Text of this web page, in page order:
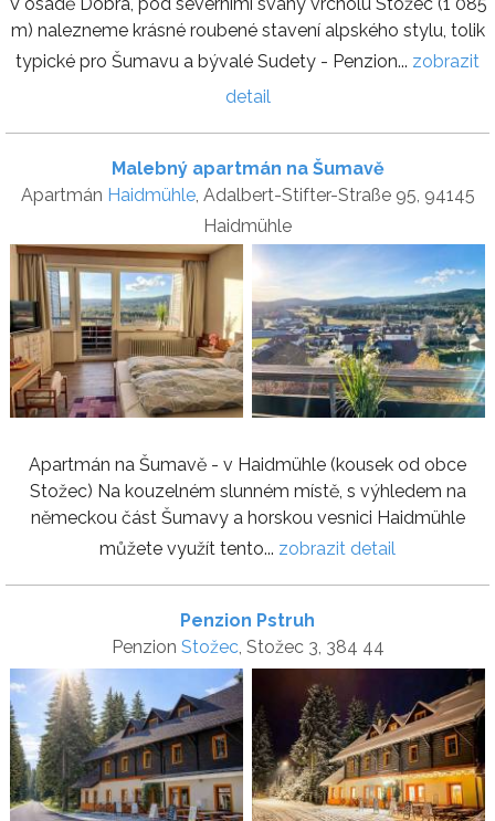
V osadě Dobrá, pod severními svahy vrcholu Stožec (1 085
m) nalezneme krásné roubené stavení alpského stylu, tolik
typické pro Šumavu a bývalé Sudety - Penzion... zobrazit
detail
Malebný apartmán na Šumavě
Apartmán Haidmühle, Adalbert-Stifter-Straße 95, 94145
Haidmühle
Apartmán na Šumavě - v Haidmühle (kousek od obce
Stožec) Na kouzelném slunném místě, s výhledem na
německou část Šumavy a horskou vesnici Haidmühle
můžete využít tento... zobrazit detail
Penzion Pstruh
Penzion Stožec, Stožec 3, 384 44